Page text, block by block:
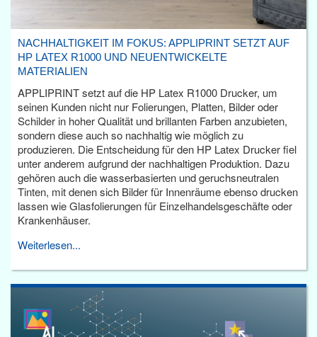
NACHHALTIGKEIT IM FOKUS: APPLIPRINT SETZT AUF
HP LATEX R1000 UND NEUENTWICKELTE
MATERIALIEN
APPLIPRINT setzt auf die HP Latex R1000 Drucker, um
seinen Kunden nicht nur Folierungen, Platten, Bilder oder
Schilder in hoher Qualität und brillanten Farben anzubieten,
sondern diese auch so nachhaltig wie möglich zu
produzieren. Die Entscheidung für den HP Latex Drucker fiel
unter anderem aufgrund der nachhaltigen Produktion. Dazu
gehören auch die wasserbasierten und geruchsneutralen
Tinten, mit denen sich Bilder für Innenräume ebenso drucken
lassen wie Glasfolierungen für Einzelhandelsgeschäfte oder
Krankenhäuser.
Weiterlesen...